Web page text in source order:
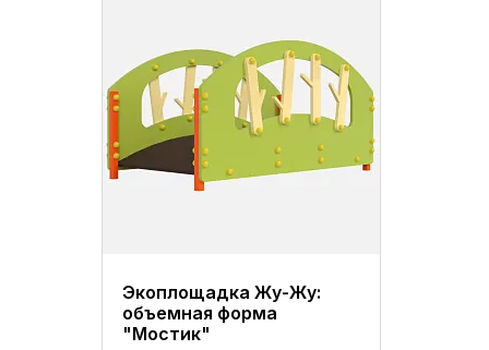
Экоплощадка Жу-Жу:
объемная форма
"Мостик"